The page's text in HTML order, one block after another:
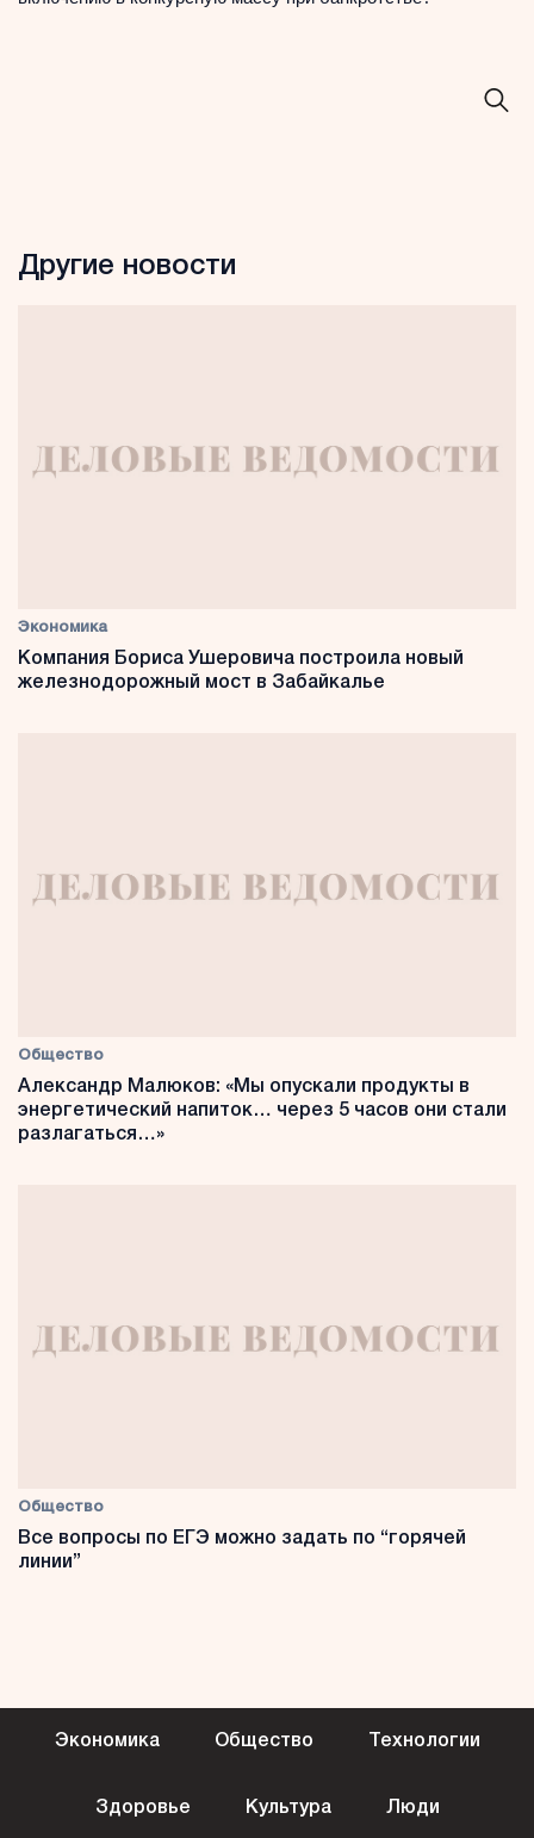
Другие новости
Экономика
Компания Бориса Ушеровича построила новый
железнодорожный мост в Забайкалье
Общество
Александр Малюков: «Мы опускали продукты в
энергетический напиток… через 5 часов они стали
разлагаться…»
Общество
Все вопросы по ЕГЭ можно задать по “горячей
линии”
Экономика Общество Технологии
Здоровье Культура Люди